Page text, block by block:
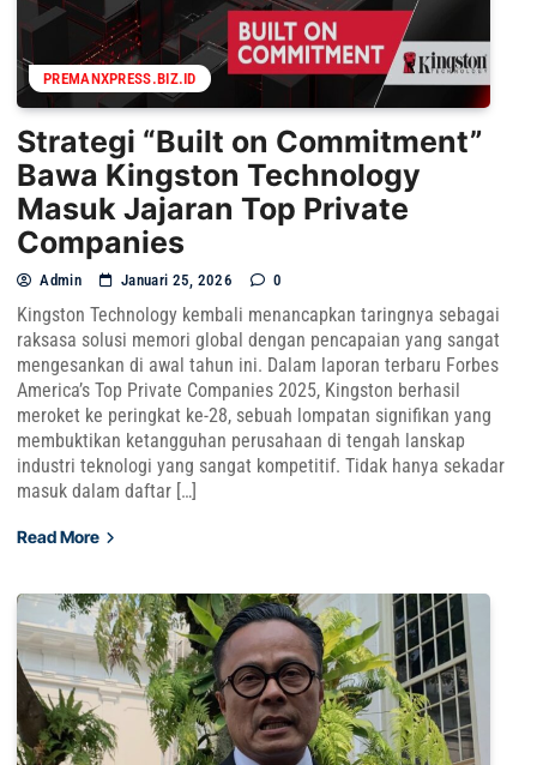
PREMANXPRESS.BIZ.ID
Strategi “Built on Commitment”
Bawa Kingston Technology
Masuk Jajaran Top Private
Companies
Admin Januari 25, 2026 0
Kingston Technology kembali menancapkan taringnya sebagai
raksasa solusi memori global dengan pencapaian yang sangat
mengesankan di awal tahun ini. Dalam laporan terbaru Forbes
America’s Top Private Companies 2025, Kingston berhasil
meroket ke peringkat ke-28, sebuah lompatan signifikan yang
membuktikan ketangguhan perusahaan di tengah lanskap
industri teknologi yang sangat kompetitif. Tidak hanya sekadar
masuk dalam daftar […]
Read More